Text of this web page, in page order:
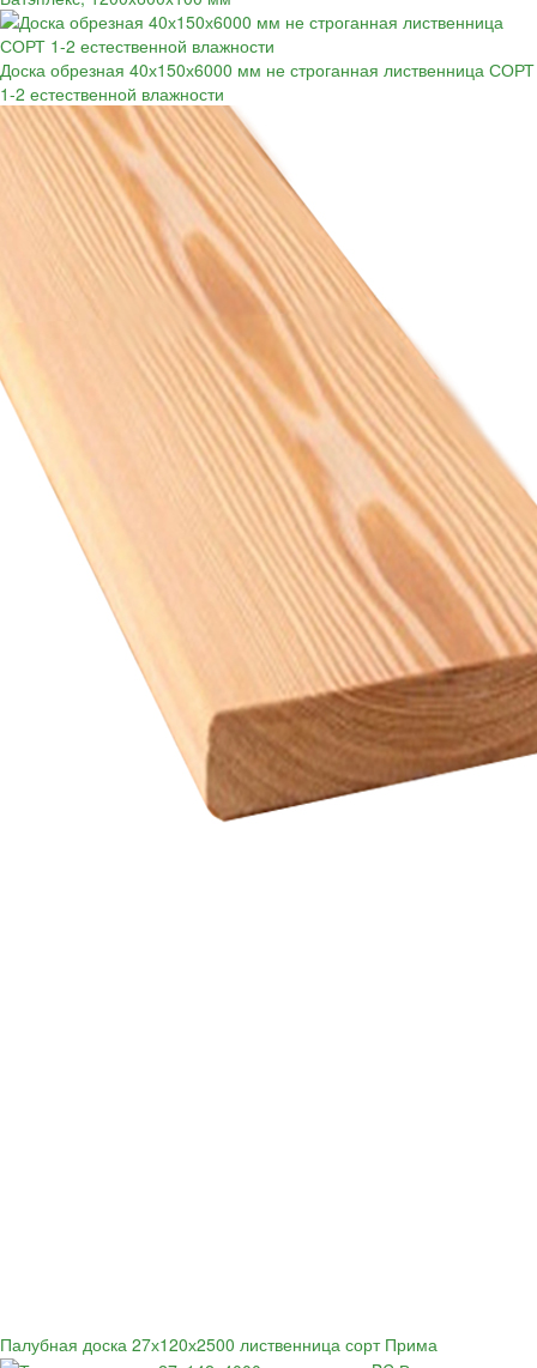
Доска обрезная 40х150х6000 мм не строганная лиственница СОРТ
1-2 естественной влажности
Палубная доска 27х120х2500 лиственница сорт Прима